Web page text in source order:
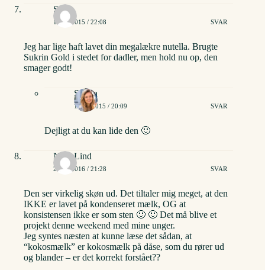
Sally
18/03/2015 / 22:08 SVAR
Jeg har lige haft lavet din megalækre nutella. Brugte
Sukrin Gold i stedet for dadler, men hold nu op, den
smager godt!
Stinna
19/03/2015 / 20:09 SVAR
Dejligt at du kan lide den 🙂
Nina Lind
26/01/2016 / 21:28 SVAR
Den ser virkelig skøn ud. Det tiltaler mig meget, at den
IKKE er lavet på kondenseret mælk, OG at
konsistensen ikke er som sten 🙂 🙂 Det må blive et
projekt denne weekend med mine unger.
Jeg syntes næsten at kunne læse det sådan, at
“kokosmælk” er kokosmælk på dåse, som du rører ud
og blander – er det korrekt forstået??